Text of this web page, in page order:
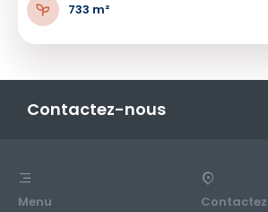
733 m²
Contactez-nous
Menu